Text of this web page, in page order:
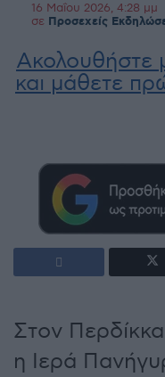
16 Μαΐου 2026, 4:28 μμ
σε Προσεχείς
Ακολουθήστε
και μάθετε
Στον
η Ιερά